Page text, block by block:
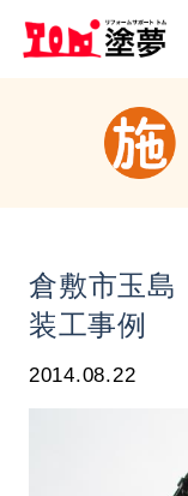
倉敷市玉
装工事例
2014.08.22